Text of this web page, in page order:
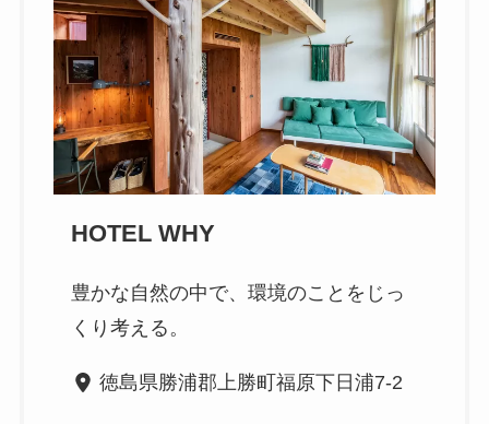
HOTEL WHY
豊かな自然の中で、環境のことをじっ
くり考える。
徳島県勝浦郡上勝町福原下日浦7-2